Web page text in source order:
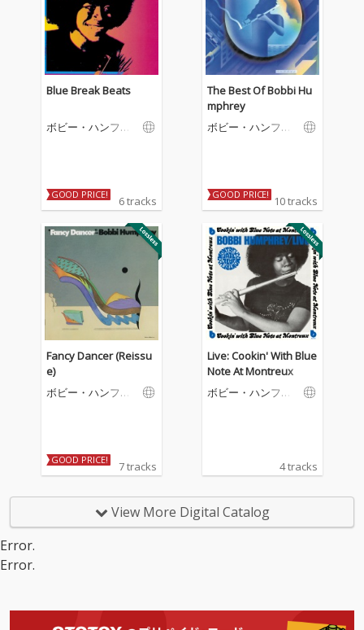
Blue Break Beats
ボビー・ハンフリ
GOOD PRICE! 6 tracks
The Best Of Bobbi Hu
mphrey
ボビー・ハンフリ
GOOD PRICE! 10 tracks
Fancy Dancer (Reissu
e)
ボビー・ハンフリ
GOOD PRICE! 7 tracks
Live: Cookin' With Blue
Note At Montreux
ボビー・ハンフリ
4 tracks
View More Digital Catalog
Error.
Error.